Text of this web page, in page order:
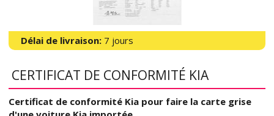
Délai de livraison: 7 jours
CERTIFICAT DE CONFORMITÉ KIA
Certificat de conformité Kia pour faire la carte grise